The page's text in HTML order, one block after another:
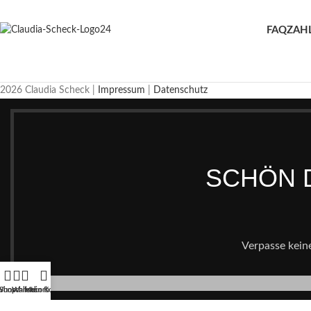
FAQ
2026 Claudia Scheck | Impressum Datenschutz
SCHÖN
Verpasse
ShopWarenkorb
Mein Konto